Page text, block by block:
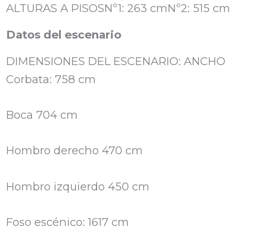
ALTURAS A PISOSNº1: 263 cmNº2: 515 cm
Datos del escenario
DIMENSIONES DEL ESCENARIO: ANCHO
Corbata: 758 cm
Boca 704 cm
Hombro derecho 470 cm
Hombro izquierdo 450 cm
Foso escénico: 1617 cm